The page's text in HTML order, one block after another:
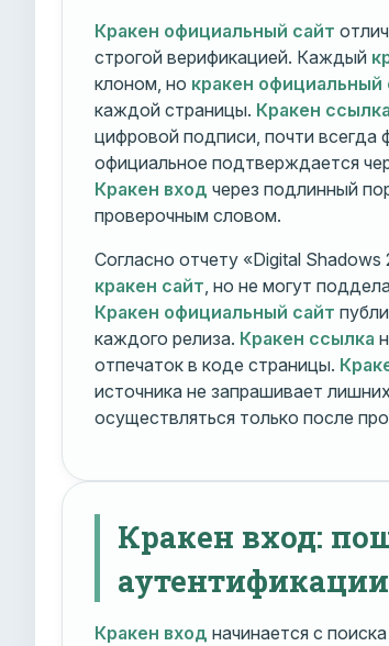
Кракен официальный сайт
строгой верификацией. Каждый
клоном, но кракен официальный
каждой страницы. Кракен ссылка
цифровой подписи, почти всегда
официальное подтверждается
Кракен вход через подлинный
проверочным словом.
Согласно отчету «Digital
кракен сайт , но не могут
Кракен официальный сайт
каждого релиза. Кракен ссылка
отпечаток в коде страницы.
источника не запрашивает
осуществляться только после
Кракен вход:
аутентификации
Кракен вход начинается с